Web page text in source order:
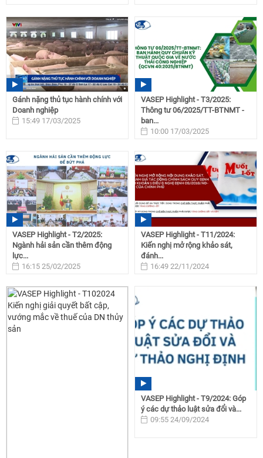
Gánh nặng thủ tục hành chính với
Doanh nghiệp
15:49 17/03/2025
VASEP Highlight - T3/2025:
Thông tư 06/2025/TT-BTNMT -
ban...
10:00 17/03/2025
VASEP Highlight - T2/2025:
Ngành hải sản cần thêm động
lực...
16:15 25/02/2025
VASEP Highlight - T11/2024:
Kiến nghị mở rộng khảo sát,
đánh...
16:49 22/11/2024
VASEP Highlight - T9/2024: Góp
ý các dự thảo luật sửa đổi và...
09:55 24/09/2024